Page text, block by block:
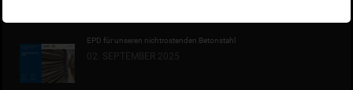
EPD für unseren nichtrostenden Betonstahl